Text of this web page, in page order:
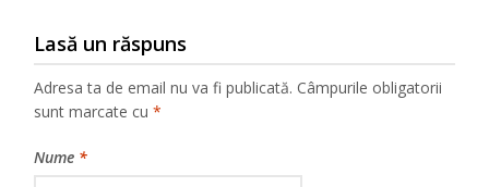
Lasă un răspuns
Adresa ta de email nu va fi publicată. Câmpurile obligatorii
sunt marcate cu*
Nume *